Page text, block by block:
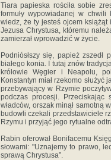
Tiara papieska rościła sobie
formuły wypowiadanej w
wiedz, że ty jesteś ojcem książąt
Jezusa Chrystusa, któremu
zamierzał wprowadzić w życie.
Podniósłszy się, papież
białego konia. I tutaj znów
królowie Węgier i Neapolu,
Konstantyn miał rzekomo
przebywający w Rzymie
podczas procesji. Przeciskając
władców, orszak minął samotną
budowli czekali przedstawiciele
Rzymu i przyjąć jego rytualne
Rabin oferował Bonifacemu
słowami: "Uznajemy to prawo,
sprawą Chrystusa”.